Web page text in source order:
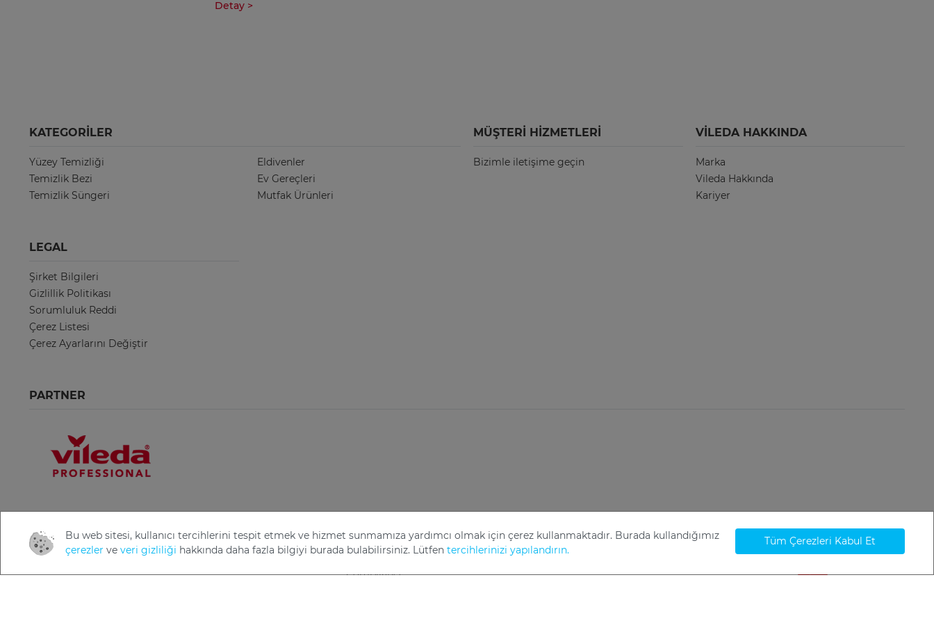
Detay >
KATEGORILER
Yüzey Temizliği
Temizlik Bezi
Temizlik Süngeri
Eldivenler
Ev Gereçleri
Mutfak Ürünleri
MÜŞTERI HIZMETLERI
Bizimle iletişime geçin
VILEDA HAKKINDA
Marka
Vileda Hakkında
Kariyer
LEGAL
Şirket Bilgileri
Gizlillik Politikası
Sorumluluk Reddi
Çerez Listesi
Çerez Ayarlarını Değiştir
PARTNER
Copyright 2022 Freudenberg Home and Cleaning Solutions
Sorumluluk Reddi
Compliance
Bu web sitesi, kullanıcı tercihlerini tespit etmek ve hizmet sunmamıza yardımcı olmak için çerez kullanmaktadır. Burada kullandığımız
çerezler ve veri gizliliği hakkında daha fazla bilgiyi burada bulabilirsiniz. Lütfen tercihlerinizi yapılandırın.
Tüm Çerezleri Kabul Et